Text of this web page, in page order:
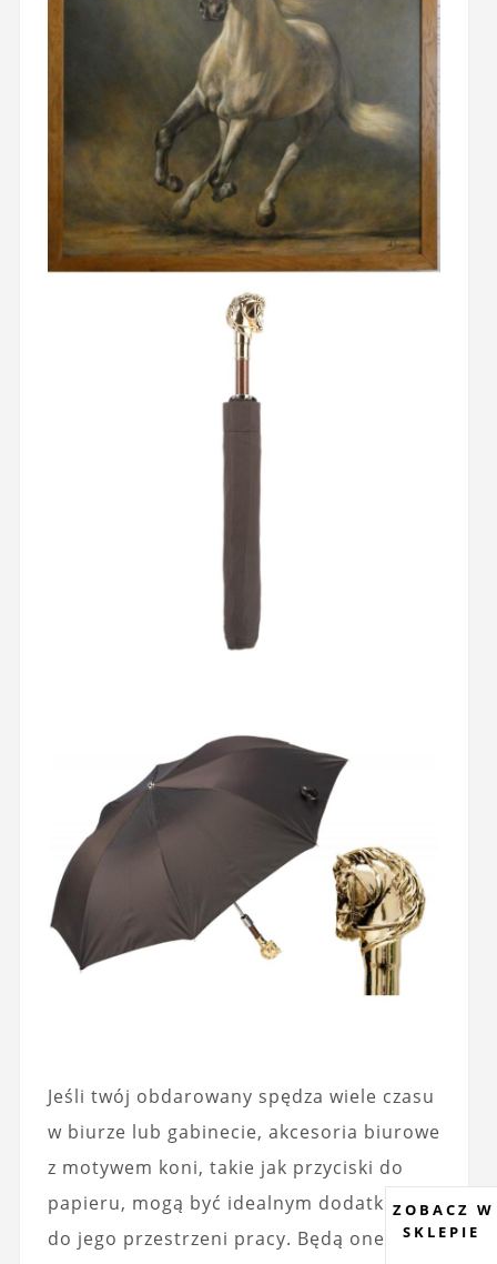
Jeśli twój obdarowany spędza wiele czasu
w biurze lub gabinecie, akcesoria biurowe
z motywem koni, takie jak przyciski do
papieru, mogą być idealnym dodatkiem
do jego przestrzeni pracy. Będą one nie
ZOBACZ W
SKLEPIE